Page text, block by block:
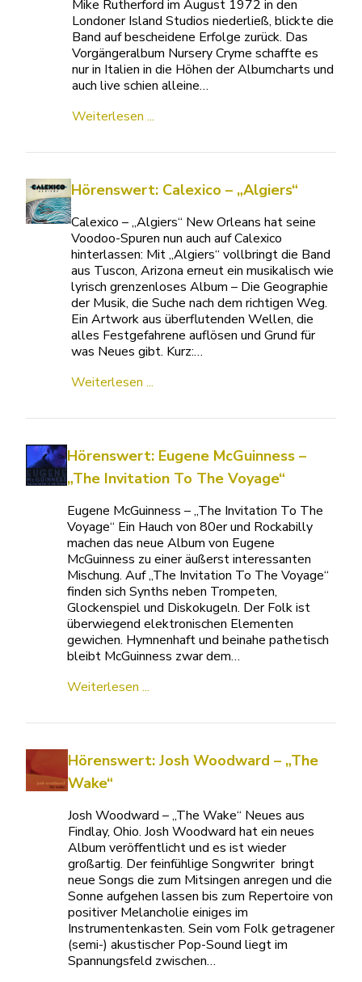
Mike Rutherford im August 1972 in den
Londoner Island Studios niederließ, blickte die
Band auf bescheidene Erfolge zurück. Das
Vorgängeralbum Nursery Cryme schaffte es
nur in Italien in die Höhen der Albumcharts und
auch live schien alleine…
Weiterlesen ...
Hörenswert: Calexico – „Algiers“
Calexico – „Algiers“ New Orleans hat seine
Voodoo-Spuren nun auch auf Calexico
hinterlassen: Mit „Algiers“ vollbringt die Band
aus Tuscon, Arizona erneut ein musikalisch wie
lyrisch grenzenloses Album – Die Geographie
der Musik, die Suche nach dem richtigen Weg.
Ein Artwork aus überflutenden Wellen, die
alles Festgefahrene auflösen und Grund für
was Neues gibt. Kurz:…
Weiterlesen ...
Hörenswert: Eugene McGuinness –
„The Invitation To The Voyage“
Eugene McGuinness – „The Invitation To The
Voyage“ Ein Hauch von 80er und Rockabilly
machen das neue Album von Eugene
McGuinness zu einer äußerst interessanten
Mischung. Auf „The Invitation To The Voyage“
finden sich Synths neben Trompeten,
Glockenspiel und Diskokugeln. Der Folk ist
überwiegend elektronischen Elementen
gewichen. Hymnenhaft und beinahe pathetisch
bleibt McGuinness zwar dem…
Weiterlesen ...
Hörenswert: Josh Woodward – „The
Wake“
Josh Woodward – „The Wake“ Neues aus
Findlay, Ohio. Josh Woodward hat ein neues
Album veröffentlicht und es ist wieder
großartig. Der feinfühlige Songwriter bringt
neue Songs die zum Mitsingen anregen und die
Sonne aufgehen lassen bis zum Repertoire von
positiver Melancholie einiges im
Instrumentenkasten. Sein vom Folk getragener
(semi-) akustischer Pop-Sound liegt im
Spannungsfeld zwischen…